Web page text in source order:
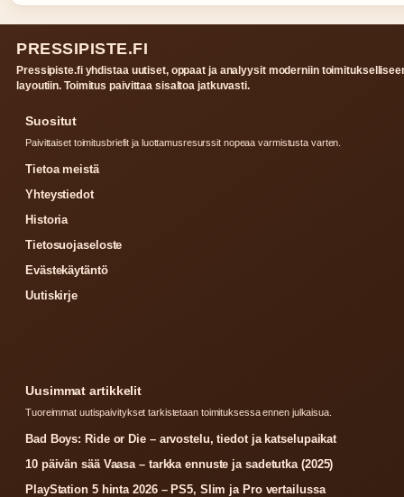
PRESSIPISTE.FI
Pressipiste.fi yhdistaa uutiset, oppaat ja analyysit moderniin
layoutiin. Toimitus paivittaa sisaltoa jatkuvasti.
Suositut
Paivittaiset toimitusbriefit ja luottamusresurssit nopeaa varmistusta varten.
Tietoa meistä
Yhteystiedot
Historia
Tietosuojaseloste
Evästekäytäntö
Uutiskirje
Uusimmat artikkelit
Tuoreimmat uutispaivitykset tarkistetaan toimituksessa ennen julkaisua.
Bad Boys: Ride or Die – arvostelu, tiedot ja katselupaikat
10 päivän sää Vaasa – tarkka ennuste ja sadetutka (2025)
PlayStation 5 hinta 2026 – PS5, Slim ja Pro vertailussa